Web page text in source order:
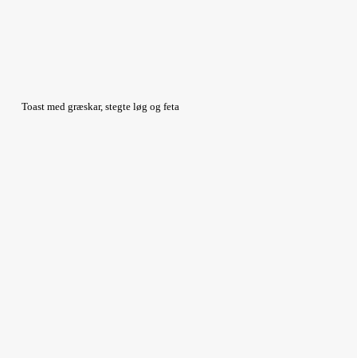
Toast med græskar, stegte løg og feta